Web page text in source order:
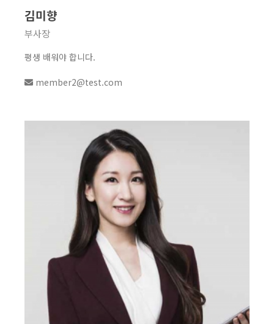
김미향
부사장
평생 배워야 합니다.
member2@test.com